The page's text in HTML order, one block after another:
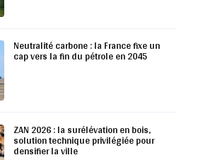
Neutralité carbone : la France fixe un
cap vers la fin du pétrole en 2045
ZAN 2026 : la surélévation en bois,
solution technique privilégiée pour
densifier la ville